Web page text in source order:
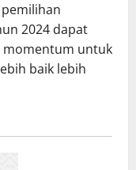
2024 dapat
momentum untuk
baik lebih